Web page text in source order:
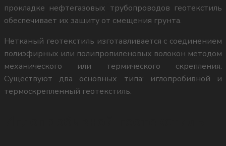
ygdonstroy@mail.ru
г. Шахты
Tensar TriAx (Тенсар)
прокладке нефтегазовых трубопроводов геотекстиль
обеспечивает их защиту от смещения грунта.
Нетканый геотекстиль изготавливается с соединением
полиэфирных или полипропиленовых волокон методом
механического или термического скрепления.
Существуют два основных типа: иглопробивной и
термоскрепленный геотекстиль.